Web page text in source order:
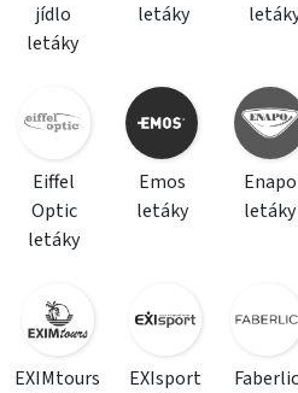
jídlo
letáky
letáky
Eiffel
Optic
letáky
Emos
letáky
Enapo
letáky
EXIMtours
EXIsport
Faberlic